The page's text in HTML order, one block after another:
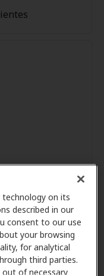
technology on its
described in our
consent to our use
your browsing
for analytical
third parties.
of necessary